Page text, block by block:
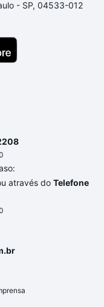
para comprar
e
- SP, 04533-012
através do Telefone